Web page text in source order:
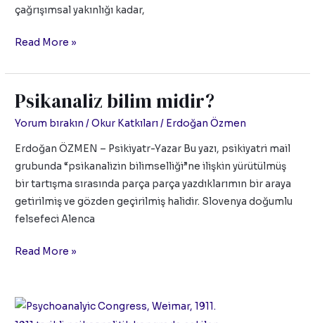
çağrışımsal yakınlığı kadar,
Read More »
Psikanaliz bilim midir?
Yorum bırakın /Okur Katkıları/ Erdoğan Özmen
Erdoğan ÖZMEN – Psikiyatr-Yazar Bu yazı, psikiyatri mail
grubunda “psikanalizin bilimselliği”ne ilişkin yürütülmüş
bir tartışma sırasında parça parça yazdıklarımın bir araya
getirilmiş ve gözden geçirilmiş halidir. Slovenya doğumlu
felsefeci Alenca
Psikanaliz
Read More »